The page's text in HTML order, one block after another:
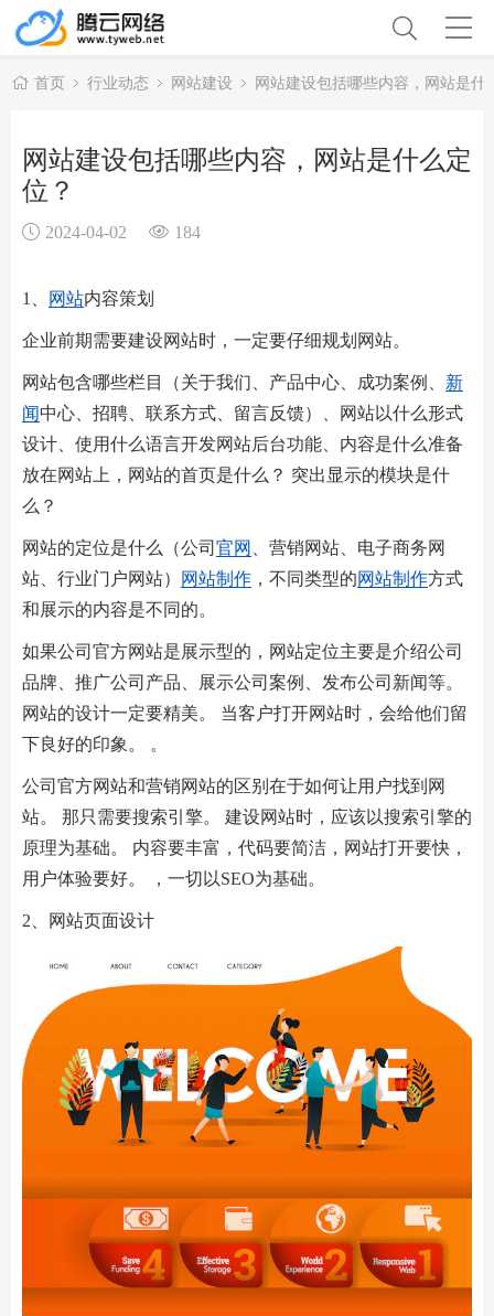
首页 行业动态 网站建设 网站建设包括哪些内容，网站是什
网站建设包括哪些内容，网站是什么定
位？
2024-04-02 184
1、 网站内容策划
企业前期需要建设网站时，一定要仔细规划网站。
网站包含哪些栏目（关于我们、产品中心、成功案例、 新
闻中心、招聘、联系方式、留言反馈）、网站以什么形式
设计、使用什么语言开发网站后台功能、内容是什么准备
放在网站上，网站的首页是什么？ 突出显示的模块是什
么？
网站的定位是什么（公司 官网
、营销网站、电子商务网
站、行业门户网站）
网站制作 ，不同类型的网站制作方式
和展示的内容是不同的。
如果公司官方网站是展示型的，网站定位主要是介绍公司
品牌、推广公司产品、展示公司案例、发布公司新闻等。
网站的设计一定要精美。 当客户打开网站时，会给他们留
下良好的印象。 。
公司官方网站和营销网站的区别在于如何让用户找到网
站。 那只需要搜索引擎。 建设网站时，应该以搜索引擎的
原理为基础。 内容要丰富，代码要简洁，网站打开要快，
用户体验要好。 ，一切以SEO为基础。
2、网站页面设计